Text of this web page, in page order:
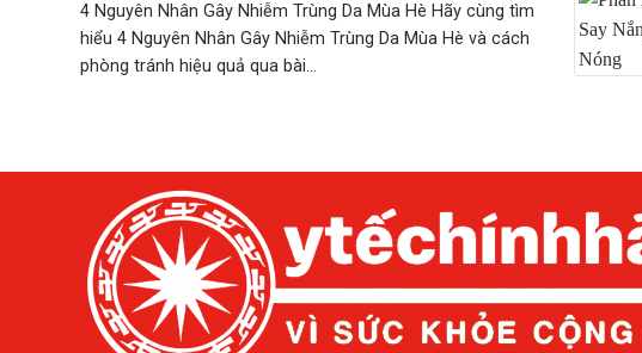
4 Nguyên Nhân Gây Nhiễm Trùng Da Mùa Hè Hãy cùng tìm
hiểu 4 Nguyên Nhân Gây Nhiễm Trùng Da Mùa Hè và cách
phòng tránh hiệu quả qua bài...